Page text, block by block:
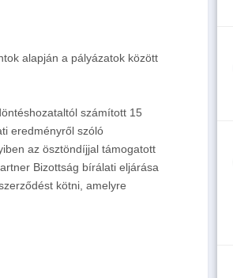
alapján a pályázatok között
számított 15
eredményről szóló
az ösztöndíjjal támogatott
Bizottság bírálati eljárása
kötni, amelyre